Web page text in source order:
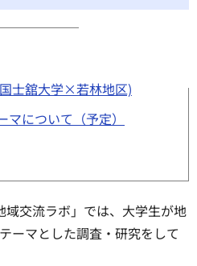
士舘大学×若林地区)
について（予定）
交流ラボ」では、大学生が地
ーマとした調査・研究をして